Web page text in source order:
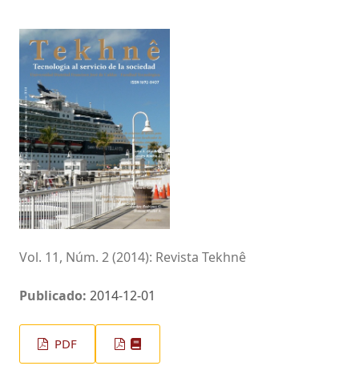
Vol. 11, Núm. 2 (2014): Revista Tekhnê
Publicado: 2014-12-01
PDF